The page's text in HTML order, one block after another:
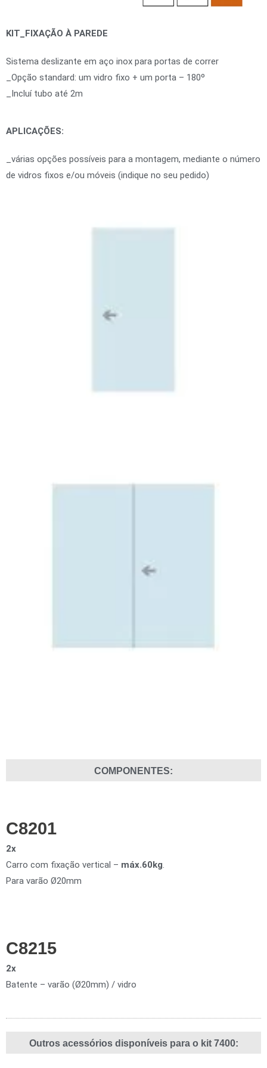
KIT_FIXAÇÃO À PAREDE
Sistema deslizante em aço inox para portas de correr
_Opção standard: um vidro fixo + um porta – 180º
_Incluí tubo até 2m
APLICAÇÕES:
_várias opções possíveis para a montagem, mediante o número
de vidros fixos e/ou móveis (indique no seu pedido)
COMPONENTES:
C8201
2x
Carro com fixação vertical – máx.60kg.
Para varão Ø20mm
C8215
2x
Batente – varão (Ø20mm) / vidro
Outros acessórios disponíveis para o kit 7400: